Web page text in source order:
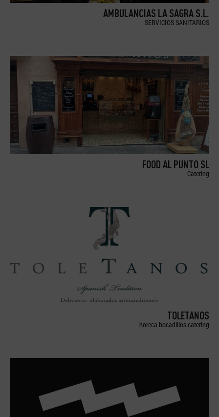
AMBULANCIAS LA SAGRA S.L.
SERVICIOS SANITARIOS
FOOD AL PUNTO SL
Catering
TOLETANOS
horeca bocadillos catering